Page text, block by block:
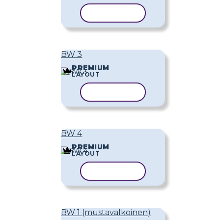
BW 3
PREMIUM
LAYOUT
BW 4
PREMIUM
LAYOUT
BW 1 (mustavalkoinen)